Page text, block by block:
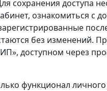
сохранения доступа
ознакомиться с
без изменений.
доступном через
функционал